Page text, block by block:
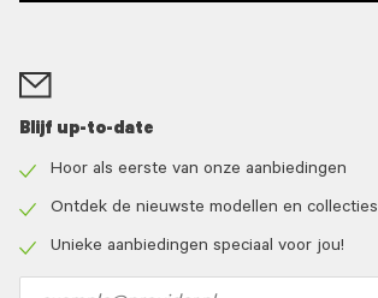
Blijf up-to-date
icon
Hoor als eerste van onze aanbiedingen
icon
Ontdek de nieuwste modellen en collecties
Unieke aanbiedingen speciaal voor jou!